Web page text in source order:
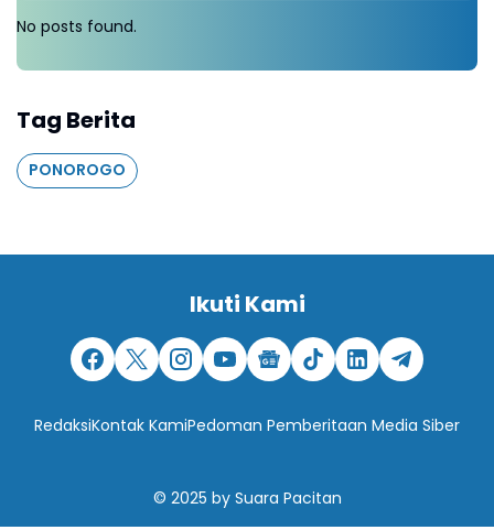
No posts found.
Tag Berita
PONOROGO
Ikuti Kami
RedaksiKontak KamiPedoman Pemberitaan Media Siber
© 2025 by Suara Pacitan